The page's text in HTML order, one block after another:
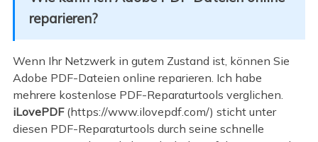
reparieren?
Wenn Ihr Netzwerk in gutem Zustand ist, können Sie
Adobe PDF-Dateien online reparieren. Ich habe
mehrere kostenlose PDF-Reparaturtools verglichen.
iLovePDF(https://www.ilovepdf.com/) sticht unter
diesen PDF-Reparaturtools durch seine schnelle